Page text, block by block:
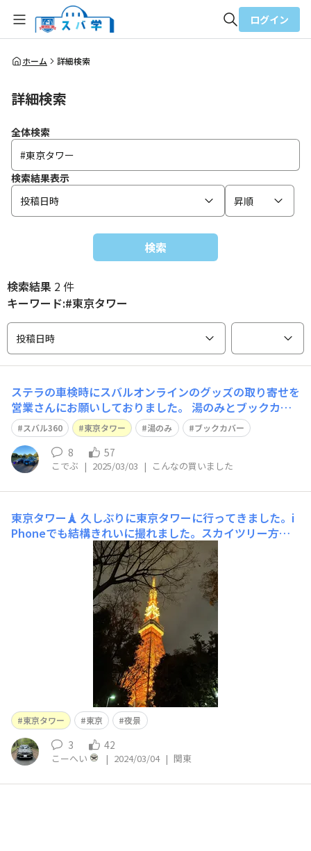
全体検索
ログイン
ホーム 詳細検索
詳細検索
全体検索
検索結果表示
投稿日時
昇順
検索
検索結果 2 件
キーワード:#東京タワー
投稿日時
ステラの車検時にスバルオンラインのグッズの取り寄せを
営業さんにお願いしておりました。 湯のみとブックカバ
ー！ 今日、受け取りに行きました😊 湯のみはスバル36
0、スバル1000、レオーネ、アルシオーネ、アルシオーネ
SVXの5台が描かれています。 ブックカバーは東京タワー
を後ろに、デメキンのスバ
スバル360 東京タワー 湯のみ ブックカバー
8 57
こでぶ | 2025/03/03 | こんなの買いました
東京タワー🗼 久しぶりに東京タワーに行ってきました。i
Phoneでも結構きれいに撮れました。スカイツリー方
面。お台場方面。最後は真下の赤羽橋交差点。都会って感
じですね。 帰りは階段でおりました！
東京タワー 東京 夜景
3 42
こーへい | 2024/03/04 | 関東